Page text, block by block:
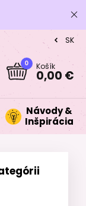
CZ
SK
0 Košík
0,00 €
Návody &
Inšpirácia